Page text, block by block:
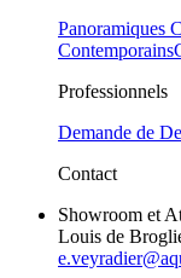
Panoramiques
Contemporains
Professionnels
Demande de
Contact
Showroom et
Louis de